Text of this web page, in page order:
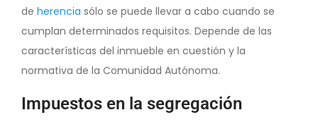
de herencia sólo se puede llevar a cabo cuando se
cumplan determinados requisitos. Depende de las
características del inmueble en cuestión y la
normativa de la Comunidad Autónoma.
Impuestos en la segregación